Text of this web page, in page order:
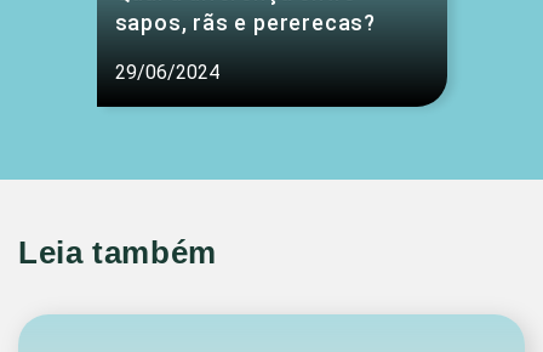
sapos, rãs e pererecas?
29/06/2024
Leia também